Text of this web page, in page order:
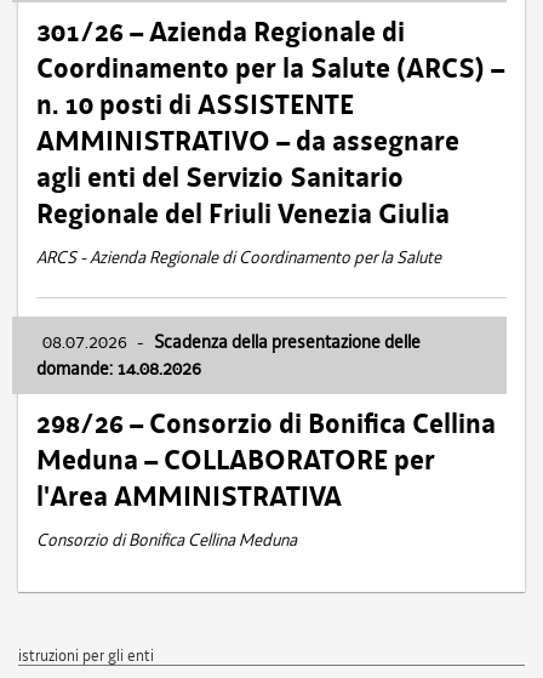
301/26 – Azienda Regionale di
Coordinamento per la Salute (ARCS) –
n. 10 posti di ASSISTENTE
AMMINISTRATIVO – da assegnare
agli enti del Servizio Sanitario
Regionale del Friuli Venezia Giulia
ARCS - Azienda Regionale di Coordinamento per la Salute
08.07.2026 - Scadenza della presentazione delle
domande: 14.08.2026
298/26 – Consorzio di Bonifica Cellina
Meduna – COLLABORATORE per
l'Area AMMINISTRATIVA
Consorzio di Bonifica Cellina Meduna
istruzioni per gli enti